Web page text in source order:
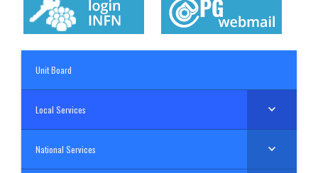
Unit Board
Local Services
National Services